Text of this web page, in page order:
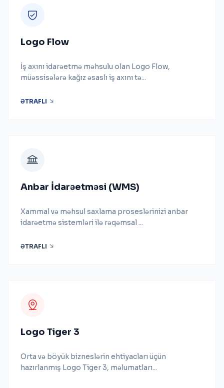
Logo Flow
İş axını idarəetmə məhsulu olan Logo Flow,
müəssisələrə kağız əsaslı iş axını tə...
ƏTRAFLI
Anbar İdarəetməsi (WMS)
Xammal və məhsul saxlama proseslərinizi anbar
idarəetmə sistemləri ilə rəqəmsal ...
ƏTRAFLI
Logo Tiger 3
Orta və böyük bizneslərin ehtiyacları üçün
hazırlanmış Logo Tiger 3, məlumatları...